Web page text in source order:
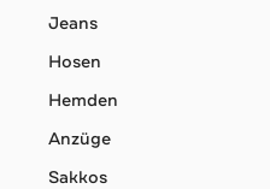
Jeans
Hosen
Hemden
Anzüge
Sakkos